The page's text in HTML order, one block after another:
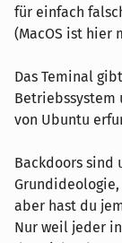
für einfach
(MacOS ist hier
Das Teminal
Betriebssystem
von Ubuntu
Backdoors sind
aber hast du
Nur weil jeder